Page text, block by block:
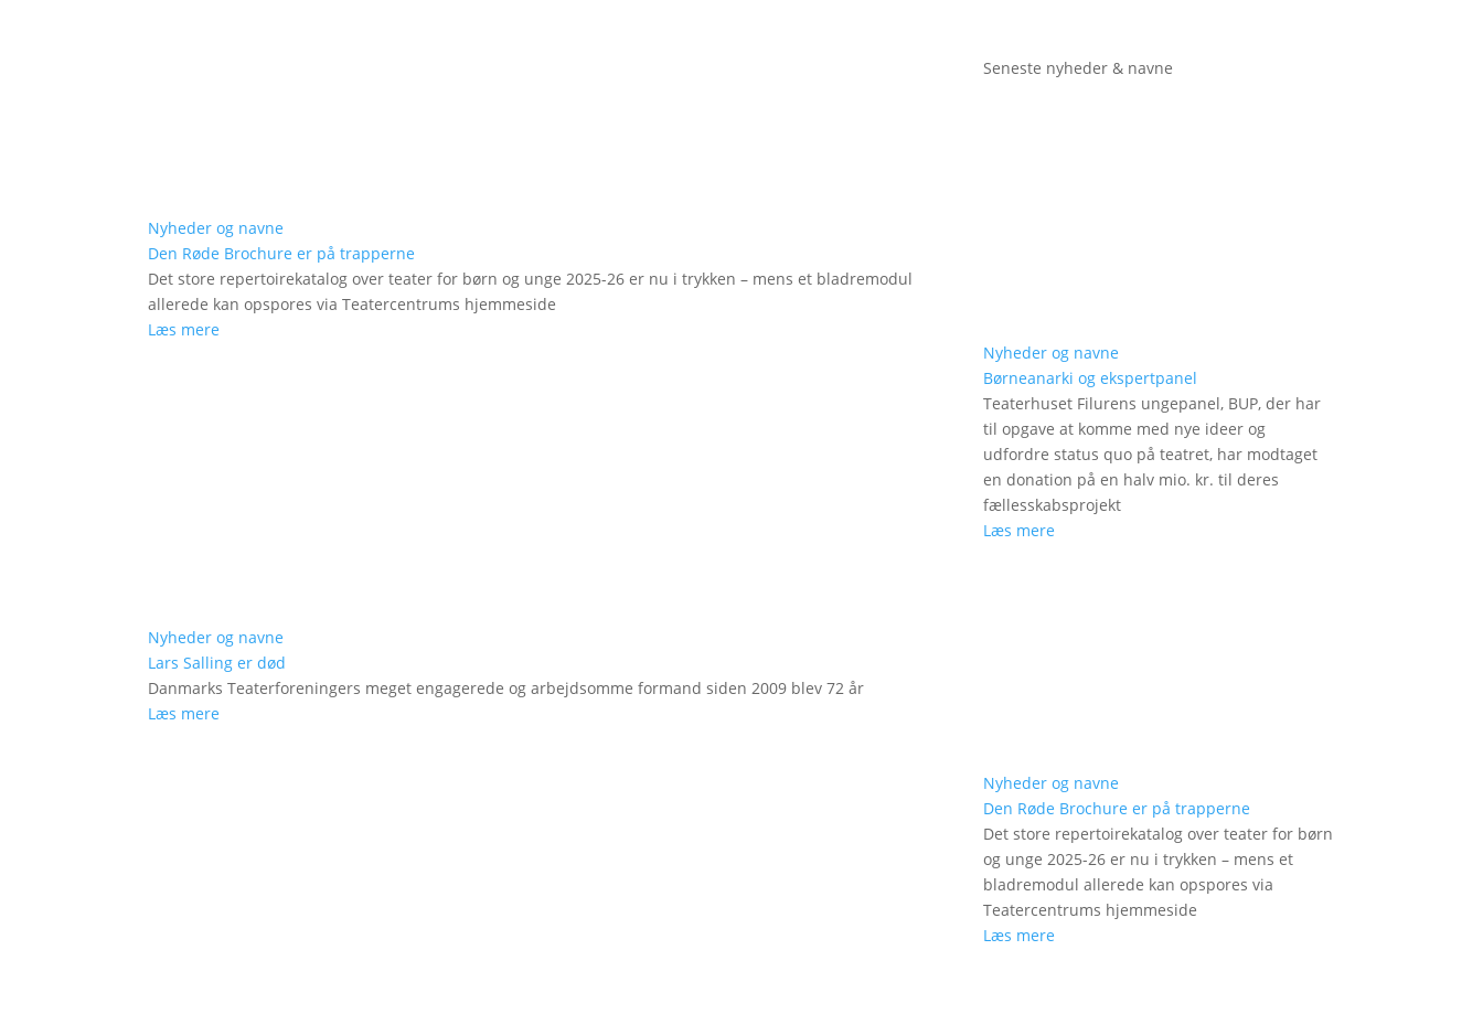
Nyheder og navne
Den Røde Brochure er på trapperne
Det store repertoirekatalog over teater for børn og unge 2025-26 er nu i trykken – mens et bladremodul
allerede kan opspores via Teatercentrums hjemmeside
Læs mere
Nyheder og navne
Lars Salling er død
Danmarks Teaterforeningers meget engagerede og arbejdsomme formand siden 2009 blev 72 år
Læs mere
Seneste nyheder & navne
Nyheder og navne
Børneanarki og ekspertpanel
Teaterhuset Filurens ungepanel, BUP, der har
til opgave at komme med nye ideer og
udfordre status quo på teatret, har modtaget
en donation på en halv mio. kr. til deres
fællesskabsprojekt
Læs mere
Nyheder og navne
Den Røde Brochure er på trapperne
Det store repertoirekatalog over teater for børn
og unge 2025-26 er nu i trykken – mens et
bladremodul allerede kan opspores via
Teatercentrums hjemmeside
Læs mere